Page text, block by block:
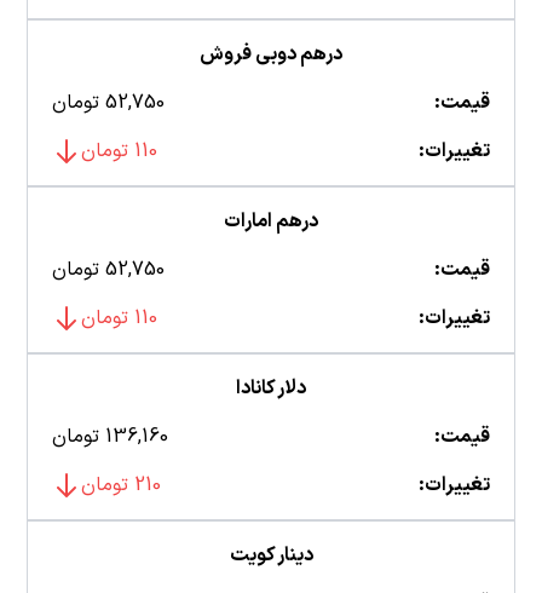
درهم دوبی فروش
قیمت:
52,750 تومان
تغییرات:
110 تومان
درهم امارات
قیمت:
52,750 تومان
تغییرات:
110 تومان
دلار کانادا
قیمت:
136,160 تومان
تغییرات:
210 تومان
دینار کویت